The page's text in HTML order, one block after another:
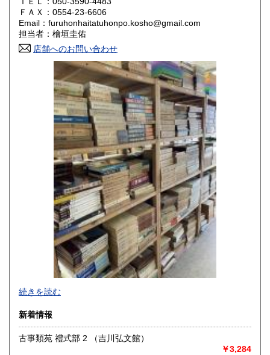
800円
香川県 800円 愛媛県
高知県 800円
800円 長崎県
800円 大分県
800円 鹿児島県
1,500円
ＦＡＸ：0554-23-6606
Email：furuhonhaitatuhonpo.kosho@gmail.com
担当者：檜垣圭佑
店舗へのお問い合わせ
-
沿線名：-
最寄駅：-
営業時間：-
定休日：-
続きを読む
新着情報
古事類苑 禮式部 2 （吉川弘文館）
￥3,284